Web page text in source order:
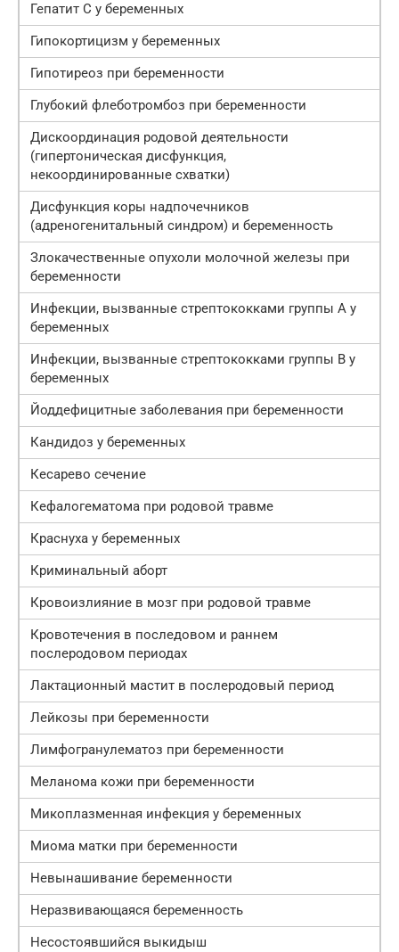
Гепатит С у беременных
Гипокортицизм у беременных
Гипотиреоз при беременности
Глубокий флеботромбоз при беременности
Дискоординация родовой деятельности
(гипертоническая дисфункция,
некоординированные схватки)
Дисфункция коры надпочечников
(адреногенитальный синдром) и беременность
Злокачественные опухоли молочной железы при
беременности
Инфекции, вызванные стрептококками группы А у
беременных
Инфекции, вызванные стрептококками группы В у
беременных
Йоддефицитные заболевания при беременности
Кандидоз у беременных
Кесарево сечение
Кефалогематома при родовой травме
Краснуха у беременных
Криминальный аборт
Кровоизлияние в мозг при родовой травме
Кровотечения в последовом и раннем
послеродовом периодах
Лактационный мастит в послеродовый период
Лейкозы при беременности
Лимфогранулематоз при беременности
Меланома кожи при беременности
Микоплазменная инфекция у беременных
Миома матки при беременности
Невынашивание беременности
Неразвивающаяся беременность
Несостоявшийся выкидыш